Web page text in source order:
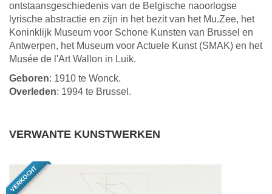
ontstaansgeschiedenis van de Belgische naoorlogse
lyrische abstractie en zijn in het bezit van het Mu.Zee, het
Koninklijk Museum voor Schone Kunsten van Brussel en
Antwerpen, het Museum voor Actuele Kunst (SMAK) en het
Musée de l'Art Wallon in Luik.
Geboren: 1910 te Wonck.
Overleden: 1994 te Brussel.
VERWANTE KUNSTWERKEN
VERKOCHT